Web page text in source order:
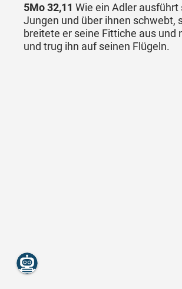
5Mo 32,11 Wie ein Adler ausführt
Jungen und über ihnen schwebt,
breitete er seine Fittiche aus und
und trug ihn auf seinen Flügeln.